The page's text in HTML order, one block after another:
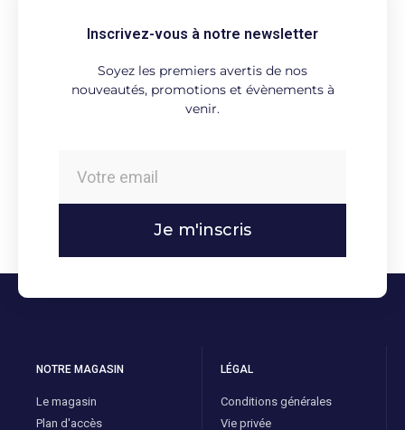
Inscrivez-vous à notre newsletter
Soyez les premiers avertis de nos
nouveautés, promotions et évènements à
venir.
Je m'inscris
NOTRE MAGASIN
Le magasin
Plan d'accès
LÉGAL
Conditions générales
Vie privée